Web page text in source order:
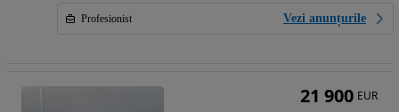
Profesionist Vezi anunțurile
21 900 EUR